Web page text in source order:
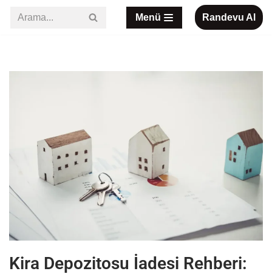
Menü Randevu Al
Kira Depozitosu İadesi Rehberi: